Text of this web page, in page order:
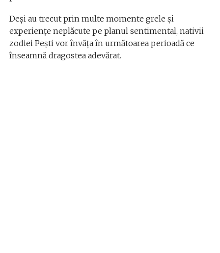
Deși au trecut prin multe momente grele și
experiențe neplăcute pe planul sentimental, nativii
zodiei Pești vor învăța în următoarea perioadă ce
înseamnă dragostea adevărat.